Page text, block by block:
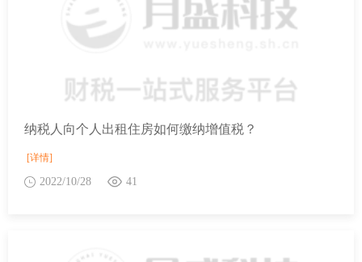
纳税人向个人出租住房如何缴纳增值税？
[详情]
2022/10/28 41